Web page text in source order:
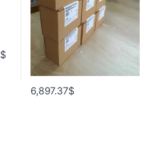
$
6,897.37$